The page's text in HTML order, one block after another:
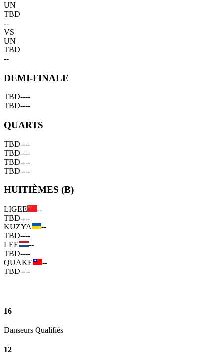
UN
TBD
--
VS
UN
TBD
--
DEMI-FINALE
TBD----
TBD----
QUARTS
TBD----
TBD----
TBD----
TBD----
HUITIÈMES (B)
LIGEE
--
TBD----
KUZYA
--
TBD----
LEE
--
TBD----
QUAKE
--
TBD----
16
Danseurs Qualifiés
12